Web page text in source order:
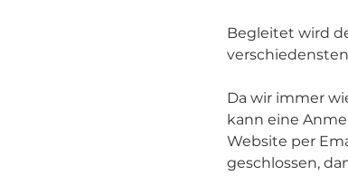
Begleitet wird
Da wir immer
kann eine
Website per
geschlossen,